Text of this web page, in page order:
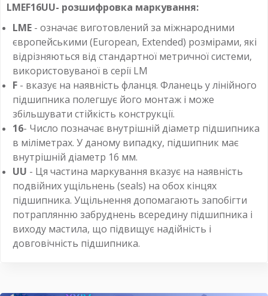
LMEF16UU- розшифровка маркування:
LME - означає виготовлений за міжнародними
європейськими (European, Extended) розмірами, які
відрізняються від стандартної метричної системи,
використовуваної в серії LM
F - вказує на наявність фланця. Фланець у лінійного
підшипника полегшує його монтаж і може
збільшувати стійкість конструкції.
16- Число позначає внутрішній діаметр підшипника
в міліметрах. У даному випадку, підшипник має
внутрішній діаметр 16 мм.
UU - Ця частина маркування вказує на наявність
подвійних ущільнень (seals) на обох кінцях
підшипника. Ущільнення допомагають запобігти
потраплянню забруднень всередину підшипника і
виходу мастила, що підвищує надійність і
довговічність підшипника.